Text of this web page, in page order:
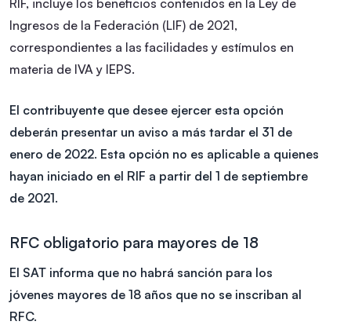
Ingresos de la Federación (LIF) de 2021,
correspondientes a las facilidades y estímulos en
materia de IVA y IEPS.
El contribuyente que desee ejercer esta opción
deberán presentar un aviso a más tardar el 31 de
enero de 2022. Esta opción no es aplicable a quienes
hayan iniciado en el RIF a partir del 1 de septiembre
de 2021.
RFC obligatorio para mayores de 18
El SAT informa que no habrá sanción para los
jóvenes mayores de 18 años que no se inscriban al
RFC.